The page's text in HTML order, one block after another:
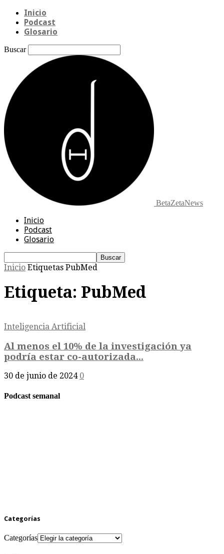
Inicio
Podcast
Glosario
Buscar
BetaZetaNews
Inicio
Podcast
Glosario
Inicio Etiquetas PubMed
Etiqueta: PubMed
Inteligencia Artificial
Al menos el 10% de la investigación ya
podría estar co-autorizada...
30 de junio de 2024 0
Podcast semanal
Categorías
Categorías